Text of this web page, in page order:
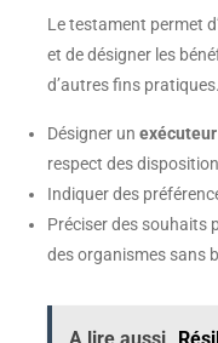
Le testament permet
et de désigner les
d’autres fins
Désigner un
respect des
Indiquer des
Préciser des souhaits
des organismes sans